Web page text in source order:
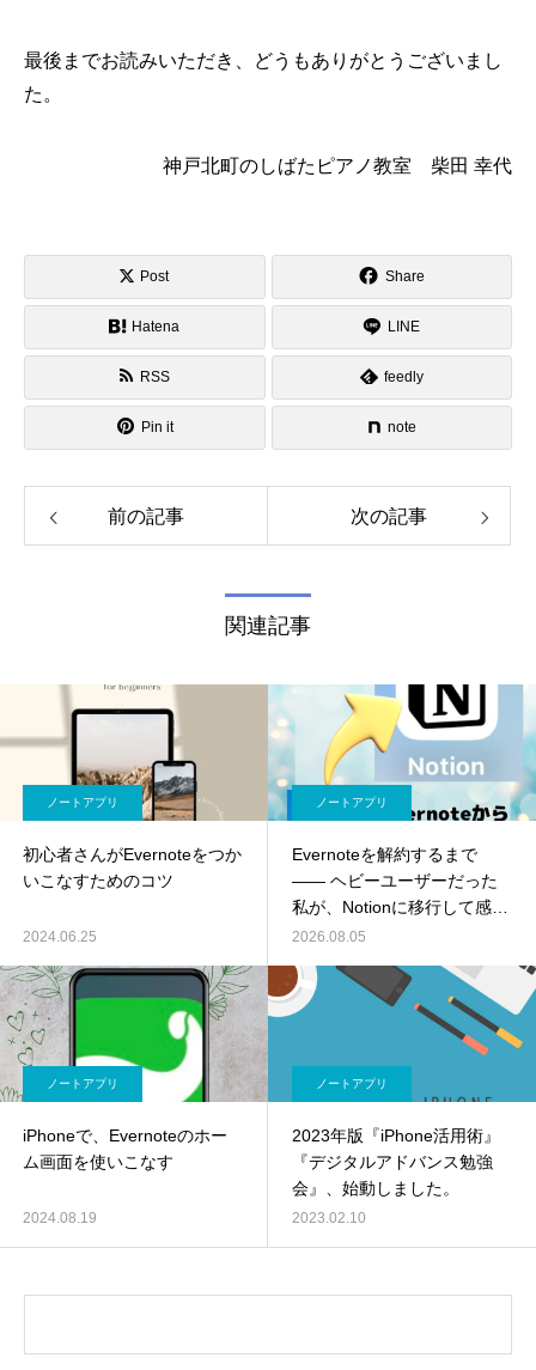
最後までお読みいただき、どうもありがとうございまし
た。
神戸北町のしばたピアノ教室 柴田 幸代
Post Share
Hatena LINE
RSS feedly
Pin it note
前の記事 次の記事
関連記事
ノートアプリ
初心者さんがEvernoteをつか
いこなすためのコツ
2024.06.25
ノートアプリ
Evernoteを解約するまで
―― ヘビーユーザーだった
私が、Notionに移行して感じ
たこと
2026.08.05
ノートアプリ
iPhoneで、Evernoteのホー
ム画面を使いこなす
2024.08.19
ノートアプリ
2023年版『iPhone活用術』
『デジタルアドバンス勉強
会』、始動しました。
2023.02.10